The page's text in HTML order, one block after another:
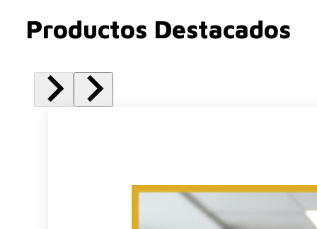
Productos Destacados